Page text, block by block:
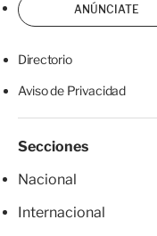
ANÚNCIATE
Directorio
Aviso de Privacidad
Secciones
Nacional
Internacional